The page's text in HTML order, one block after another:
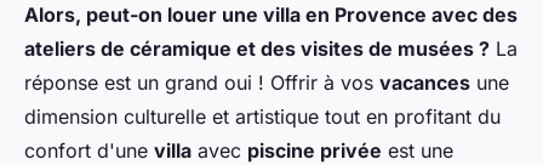
Alors, peut-on louer une villa en Provence avec des
ateliers de céramique et des visites de musées ? La
réponse est un grand oui ! Offrir à vos vacances une
dimension culturelle et artistique tout en profitant du
confort d'une villa avec piscine privée est une